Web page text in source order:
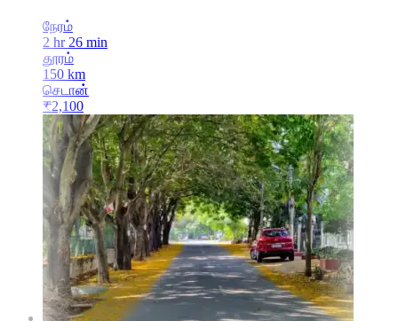
நேரம்
2 hr 26 min
தூரம்
150 km
செடான்
₹2,100